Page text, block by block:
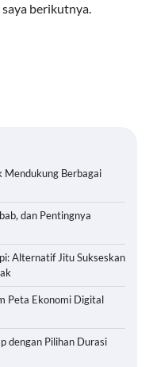
berikutnya.
Berbagai
dan Pentingnya
Alternatif Jitu Sukseskan
Peta Ekonomi Digital
dengan Pilihan Durasi